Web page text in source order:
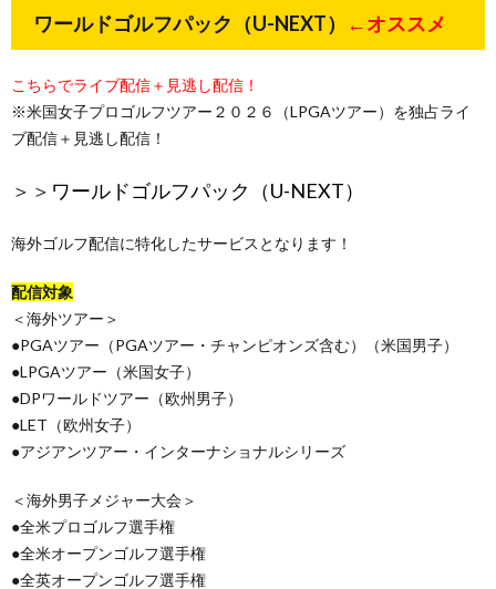
ワールドゴルフパック（U-NEXT） ←オススメ
こちらでライブ配信＋見逃し配信！
※米国女子プロゴルフツアー２０２６（LPGAツアー）を独占ライ
ブ配信＋見逃し配信！
＞＞ ワールドゴルフパック（U-NEXT）
海外ゴルフ配信に特化したサービスとなります！
配信対象
＜海外ツアー＞
●PGAツアー（PGAツアー・チャンピオンズ含む）（米国男子）
●LPGAツアー（米国女子）
●DPワールドツアー（欧州男子）
●LET（欧州女子）
●アジアンツアー・インターナショナルシリーズ
＜海外男子メジャー大会＞
●全米プロゴルフ選手権
●全米オープンゴルフ選手権
●全英オープンゴルフ選手権